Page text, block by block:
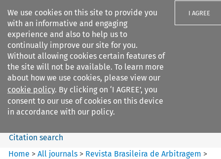
We use cookies on this site to provide you
with an informative and engaging
experience and also to help us to
continually improve our site for you.
Without allowing cookies certain features of
the site will not be available. To learn more
about how we use cookies, please view our
cookie policy. By clicking on ‘I AGREE’, you
consent to our use of cookies on this device
in accordance with our policy.
I AGREE
Search filters
Revista Brasileira de
Arbitragem
Search content
Citation search
Home >All journals > Revista Brasileira de Arbitragem >